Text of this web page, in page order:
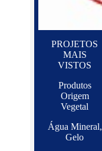
PROJETOS
MAIS
VISTOS
Produtos
Origem
Vegetal
Água Mineral,
Gelo